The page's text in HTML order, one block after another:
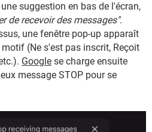
suggestion en bas de l'écran,
de recevoir des messages".
une fenêtre pop-up apparaît
(Ne s'est pas inscrit, Reçoit
Google se charge ensuite
message STOP pour se